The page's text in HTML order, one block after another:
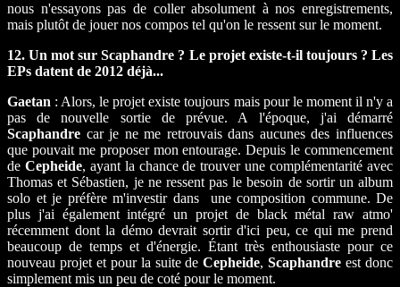
nous n'essayons pas de coller absolument à nos enregistrements,
mais plutôt de jouer nos compos tel qu'on le ressent sur le moment.
12. Un mot sur Scaphandre ? Le projet existe-t-il toujours ? Les
EPs datent de 2012 déjà...
Gaetan : Alors, le projet existe toujours mais pour le moment il n'y a
pas de nouvelle sortie de prévue. A l'époque, j'ai démarré
Scaphandre car je ne me retrouvais dans aucunes des influences
que pouvait me proposer mon entourage. Depuis le commencement
de Cepheide, ayant la chance de trouver une complémentarité avec
Thomas et Sébastien, je ne ressent pas le besoin de sortir un album
solo et je préfère m'investir dans une composition commune. De
plus j'ai également intégré un projet de black métal raw atmo'
récemment dont la démo devrait sortir d'ici peu, ce qui me prend
beaucoup de temps et d'énergie. Étant très enthousiaste pour ce
nouveau projet et pour la suite deCepheide,Scaphandreest donc
simplement mis un peu de coté pour le moment.